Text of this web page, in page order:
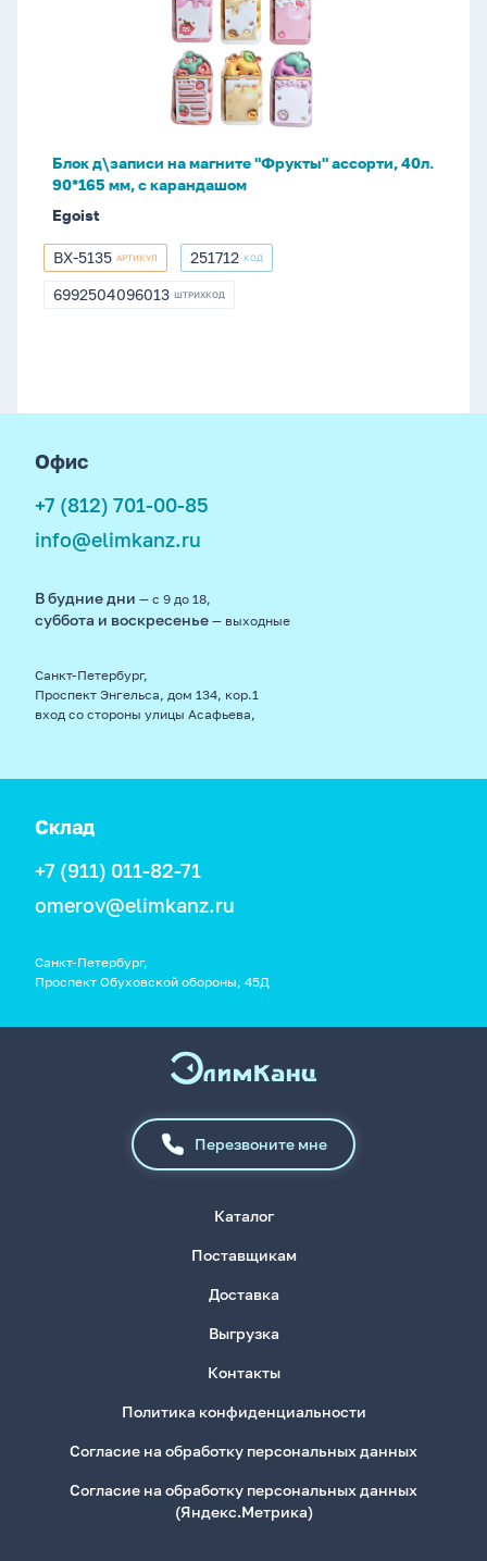
мм,
с
карандашом
Блок д\записи на магните "Фрукты" ассорти, 40л.
90*165 мм, с карандашом
Egoist
BX-
5135
BX-5135 АРТИКУЛ 251712
251712 КОД
6992504096013
6992504096013 ШТРИХКОД
Офис
+7 (812) 701-00-85
info@elimkanz.ru
В будние дни — с 9 до 18,
суббота и воскресенье — выходные
Санкт-Петербург,
Проспект Энгельса, дом 134, кор.1
вход со стороны улицы Асафьева,
Склад
+7 (911) 011-82-71
omerov@elimkanz.ru
Санкт-Петербург,
Проспект Обуховской обороны, 45Д
Перезвоните мне
Каталог
Поставщикам
Доставка
Выгрузка
Контакты
Политика конфиденциальности
Согласие на обработку персональных данных
Согласие на обработку персональных данных
(Яндекс.Метрика)